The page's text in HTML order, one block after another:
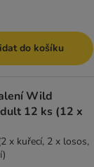
do košíku
Wild
12 ks (12 x
x kuřecí, 2 x losos,